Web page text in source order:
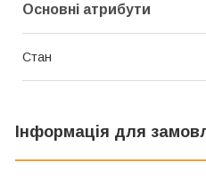
Основні атрибути
Стан
Інформація для